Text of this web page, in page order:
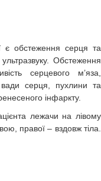
є обстеження серця та
Обстеження
серцевого м’яза,
вади серця, пухлини та
інфаркту.
лежачи на лівому
правої – вздовж тіла.